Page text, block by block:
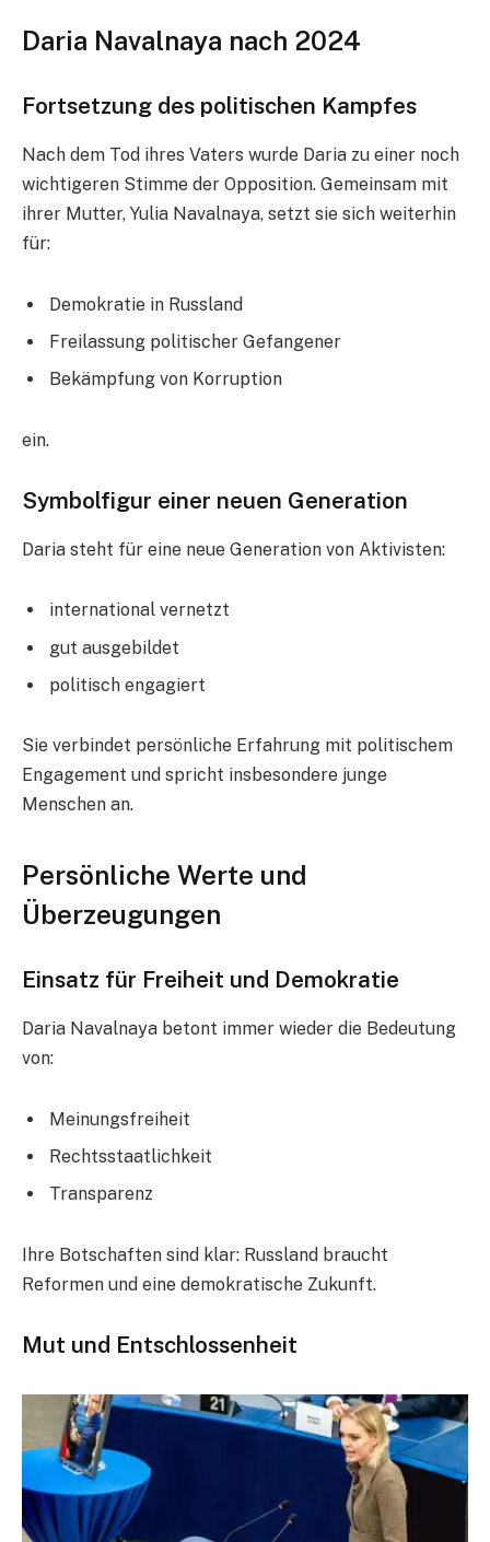
Daria Navalnaya nach 2024
Fortsetzung des politischen Kampfes
Nach dem Tod ihres Vaters wurde Daria zu einer noch
wichtigeren Stimme der Opposition. Gemeinsam mit
ihrer Mutter, Yulia Navalnaya, setzt sie sich weiterhin
für:
Demokratie in Russland
Freilassung politischer Gefangener
Bekämpfung von Korruption
ein.
Symbolfigur einer neuen Generation
Daria steht für eine neue Generation von Aktivisten:
international vernetzt
gut ausgebildet
politisch engagiert
Sie verbindet persönliche Erfahrung mit politischem
Engagement und spricht insbesondere junge
Menschen an.
Persönliche Werte und
Überzeugungen
Einsatz für Freiheit und Demokratie
Daria Navalnaya betont immer wieder die Bedeutung
von:
Meinungsfreiheit
Rechtsstaatlichkeit
Transparenz
Ihre Botschaften sind klar: Russland braucht
Reformen und eine demokratische Zukunft.
Mut und Entschlossenheit